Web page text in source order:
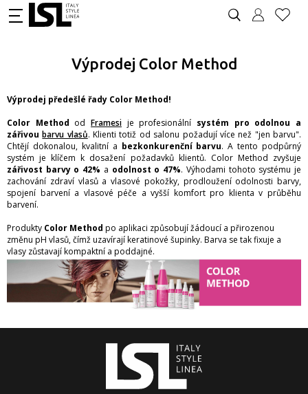
Výprodej Color Method
Výprodej předešlé řady Color Method!
Color Method odFramesi je profesionální systém pro odolnou a
zářivoubarvu vlasů. Klienti totiž od salonu požadují více než "jen barvu".
Chtějí dokonalou, kvalitní a bezkonkurenční barvu. A tento podpůrný
systém je klíčem k dosažení požadavků klientů. Color Method zvyšuje
zářivost barvy o 42% a odolnost o 47%. Výhodami tohoto systému je
zachování zdraví vlasů a vlasové pokožky, prodloužení odolnosti barvy,
spojení barvení a vlasové péče a vyšší komfort pro klienta v průběhu
barvení.
Produkty Color Method po aplikaci způsobují žádoucí a přirozenou
změnu pH vlasů, čímž uzavírají keratinové šupinky. Barva se tak fixuje a
vlasy zůstavají kompaktní a poddajné.